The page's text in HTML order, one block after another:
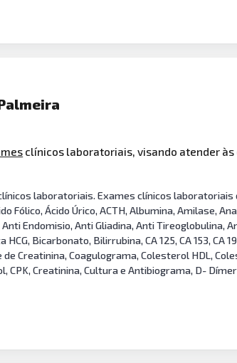
clínicos laboratoriais, visando atender às
laboratoriais. Exames clínicos
Ácido Úrico, ACTH, Albumina, Amilase,
Endomisio, Anti Gliadina, Anti Tireoglobulina,
Bicarbonato, Bilirrubina, CA 125, CA 153, CA
Creatinina, Coagulograma, Colesterol HDL,
Creatinina, Cultura e Antibiograma, D-